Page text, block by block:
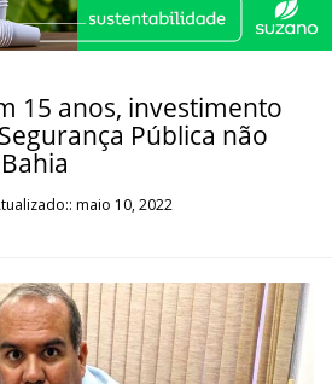
15 anos, investimento
Pública não
maio 10, 2022